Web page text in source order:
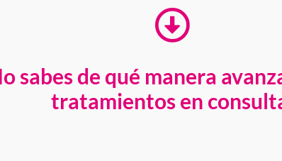
sabes de qué manera
tratamientos en